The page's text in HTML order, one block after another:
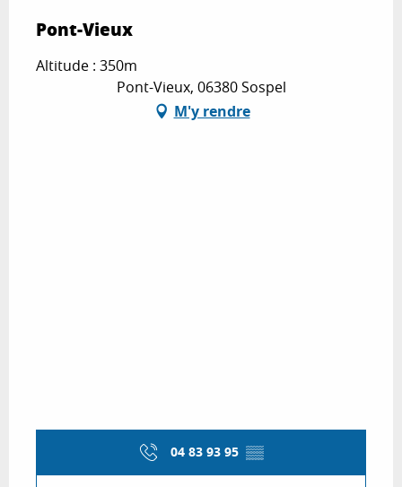
Pont-Vieux
Altitude : 350m
Pont-Vieux, 06380 Sospel
M'y rendre
04 83 93 95 ▒▒